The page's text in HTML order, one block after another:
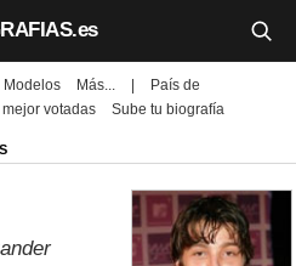
Modelos Más...
País de
mejor votadas Sube tu biografía